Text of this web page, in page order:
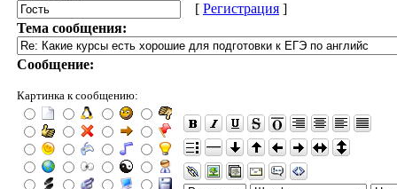
[ Регистрация ]
Тема сообщения:
Сообщение:
Картинка к сообщению: